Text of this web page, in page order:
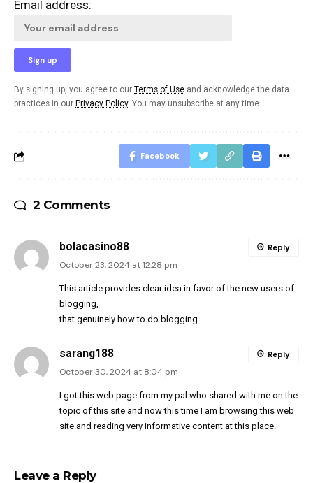
Email address:
By signing up, you agree to our Terms of Use and acknowledge the data
practices in our Privacy Policy. You may unsubscribe at any time.
Facebook
2 Comments
bolacasino88
October 23, 2024 at 12:28 pm
This article provides clear idea in favor of the new users of
blogging,
that genuinely how to do blogging.
Reply
sarang188
October 30, 2024 at 8:04 pm
I got this web page from my pal who shared with me on the
topic of this site and now this time I am browsing this web
site and reading very informative content at this place.
Reply
Leave a Reply